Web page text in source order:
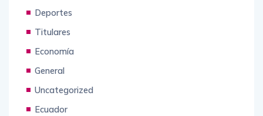
Deportes
Titulares
Economía
General
Uncategorized
Ecuador